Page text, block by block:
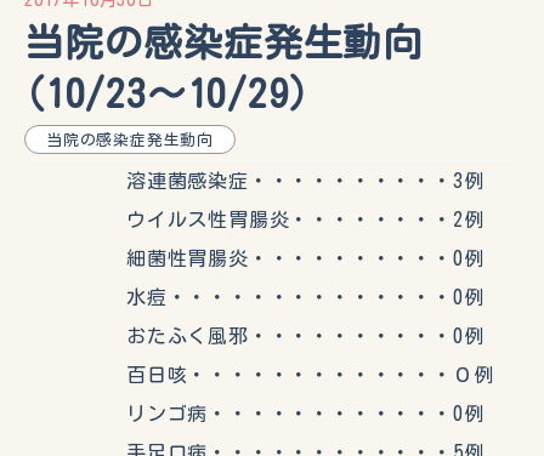
当院の感染症発生動向
(10/23～10/29）
当院の感染症発生動向
溶連菌感染症・・・・・・・・・・3例
ウイルス性胃腸炎・・・・・・・・2例
細菌性胃腸炎・・・・・・・・・・0例
水痘・・・・・・・・・・・・・・0例
おたふく風邪・・・・・・・・・・0例
百日咳・・・・・・・・・・・・・０例
リンゴ病・・・・・・・・・・・・0例